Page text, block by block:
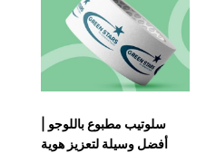
سلوتيب مطبوع باللوجو |
أفضل وسيلة لتعزيز هوية